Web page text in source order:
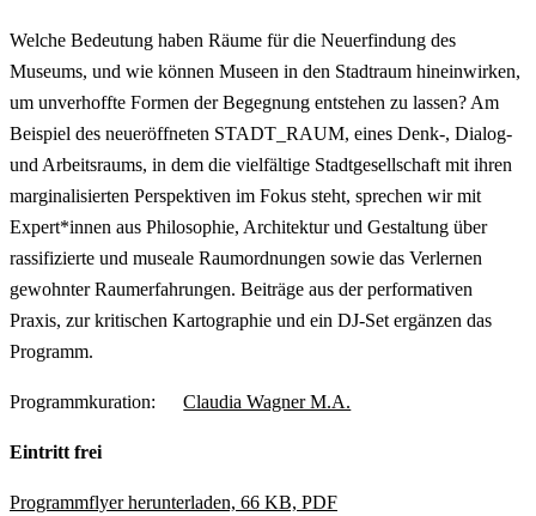
Welche Bedeutung haben Räume für die Neuerfindung des
Museums, und wie können Museen in den Stadtraum hineinwirken,
um unverhoffte Formen der Begegnung entstehen zu lassen? Am
Beispiel des neueröffneten STADT_RAUM, eines Denk-, Dialog-
und Arbeitsraums, in dem die vielfältige Stadtgesellschaft mit ihren
marginalisierten Perspektiven im Fokus steht, sprechen wir mit
Expert*innen aus Philosophie, Architektur und Gestaltung über
rassifizierte und museale Raumordnungen sowie das Verlernen
gewohnter Raumerfahrungen. Beiträge aus der performativen
Praxis, zur kritischen Kartographie und ein DJ-Set ergänzen das
Programm.
Programmkuration: Claudia Wagner M.A.
Eintritt frei
Programmflyer herunterladen, 66 KB, PDF